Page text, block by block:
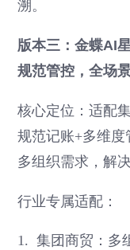
溯。
版本三：金蝶AI
规范管控，全场
核心定位：适配
规范记账+多维度
多组织需求，解
行业专属适配：
1. 集团商贸：多